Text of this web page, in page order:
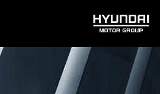
HYUNDAI
MOTOR